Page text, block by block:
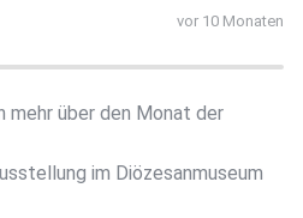
vor 10 Monaten
mehr über den Monat der
im Diözesanmuseum